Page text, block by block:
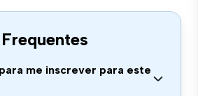
me inscrever para este